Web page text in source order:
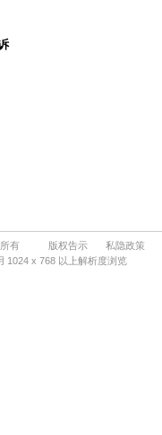
所有 版权告示 私隐政策
1024 x 768 以上解析度浏览